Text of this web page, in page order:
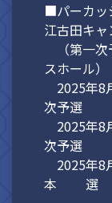
■パーカッ
江古田キャ
（第一次
スホール）
2025年
次予選
2025年
次予選
2025年
本 選